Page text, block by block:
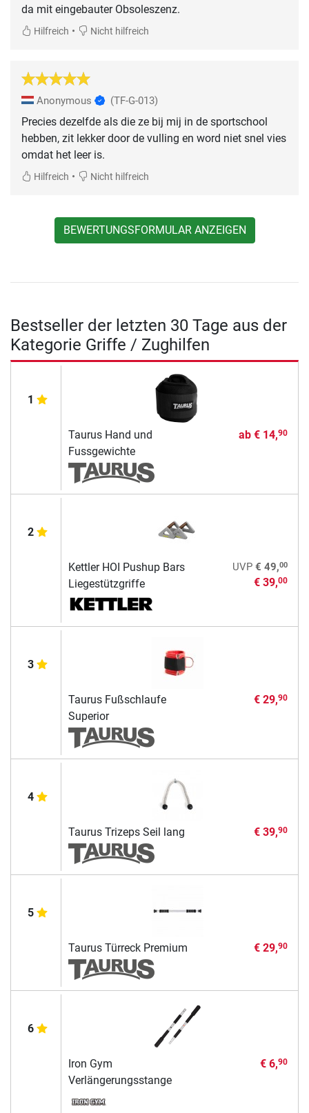
da mit eingebauter Obsoleszenz.
Hilfreich • Nicht hilfreich
Anonymous (TF-G-013)
Precies dezelfde als die ze bij mij in de sportschool
hebben, zit lekker door de vulling en word niet snel vies
omdat het leer is.
Hilfreich • Nicht hilfreich
BEWERTUNGSFORMULAR ANZEIGEN
Bestseller der letzten 30 Tage aus der
Kategorie Griffe / Zughilfen
1
Taurus Hand und
Fussgewichte
ab € 14,90
2
Kettler HOI Pushup Bars
Liegestützgriffe
UVP € 49,00
€ 39,00
3
Taurus Fußschlaufe
Superior
€ 29,90
4
Taurus Trizeps Seil lang € 39,90
5
Taurus Türreck Premium € 29,90
6
Iron Gym
Verlängerungsstange
€ 6,90